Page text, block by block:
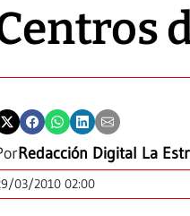
Redacción Digital La
03/2010 02:00